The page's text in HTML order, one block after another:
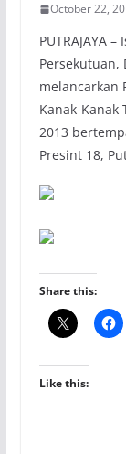
October 22,
PUTRAJAYA
Persekutuan,
melancarkan
Kanak-Kanak
2013
Presint 18,
Share this:
Like this: